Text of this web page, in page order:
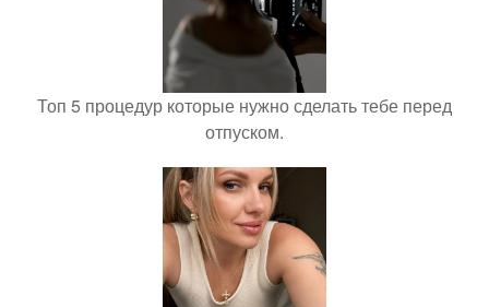
Топ 5 процедур которые нужно сделать тебе перед
отпуском.